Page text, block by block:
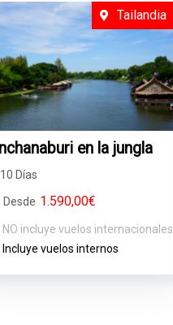
en la jungla
10 Días
Desde 1.590,00€
NO incluye vuelos internacionales
Incluye vuelos internos
Tailandia